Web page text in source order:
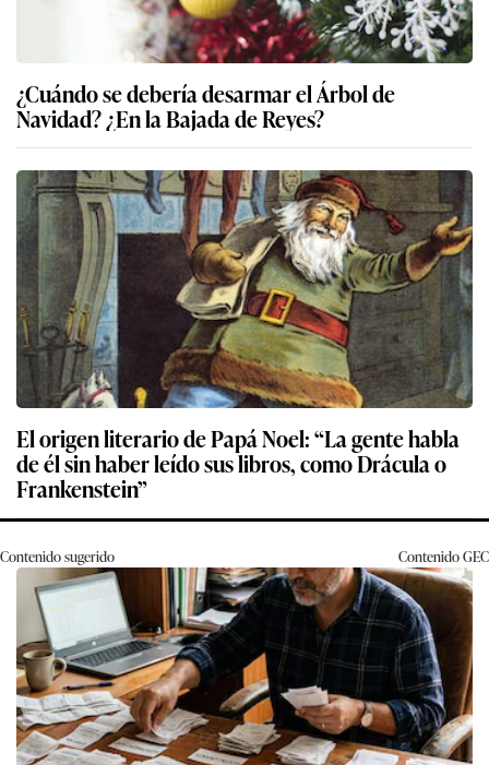
¿Cuándo se debería desarmar el Árbol de
Navidad? ¿En la Bajada de Reyes?
El origen literario de Papá Noel: “La gente habla
de él sin haber leído sus libros, como Drácula o
Frankenstein”
Contenido sugerido ContenidoGEC